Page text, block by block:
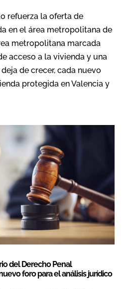
refuerza la oferta de
en el área metropolitana de
metropolitana marcada
acceso a la vivienda y una
de crecer, cada nuevo
protegida en Valencia y
del Derecho Penal
foro para el análisis jurídico